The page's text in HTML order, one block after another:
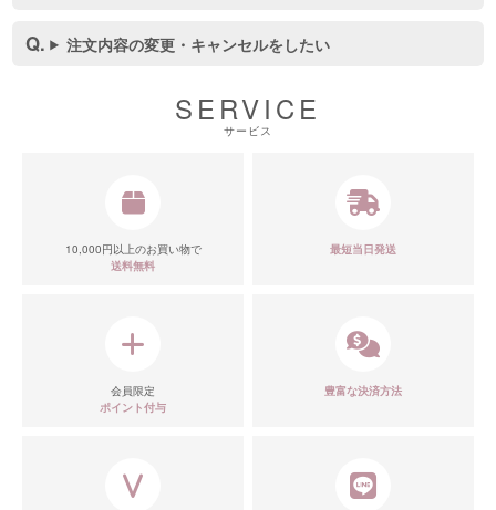
注文内容の変更・キャンセルをしたい
SERVICE
サービス
10,000円以上のお買い物で
送料無料
最短当日発送
会員限定
ポイント付与
豊富な決済方法